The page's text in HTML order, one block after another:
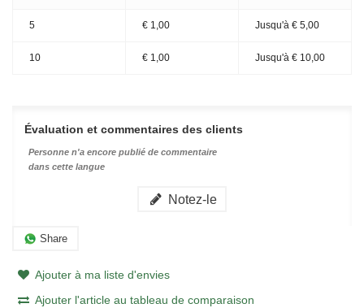
5 € 1,00 Jusqu'à € 5,00
10 € 1,00 Jusqu'à € 10,00
Évaluation et commentaires des clients
Personne n'a encore publié de commentaire
dans cette langue
Notez-le
Share
Ajouter à ma liste d'envies
Ajouter l'article au tableau de comparaison